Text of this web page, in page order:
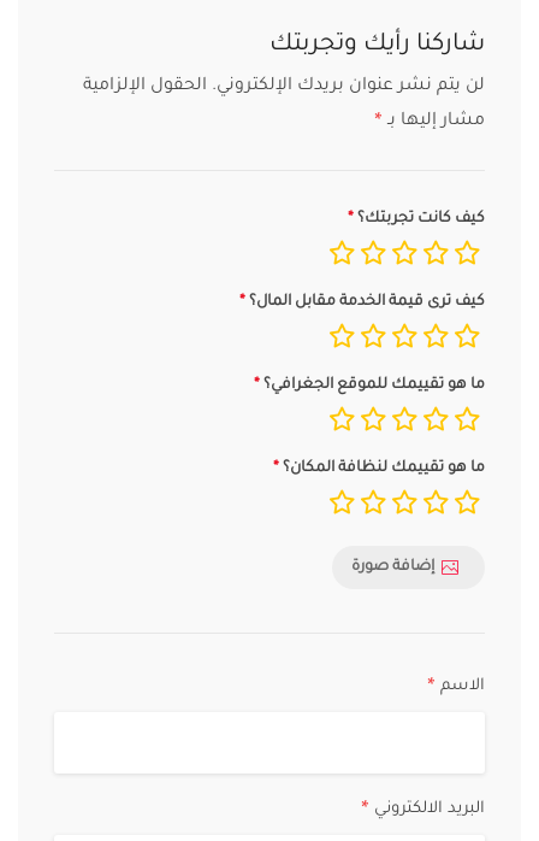
شاركنا رأيك وتجربتك
لن يتم نشر عنوان بريدك الإلكتروني. الحقول الإلزامية
مشار إليها بـ *
كيف كانت تجربتك؟
كيف ترى قيمة الخدمة مقابل المال؟
ما هو تقييمك للموقع الجغرافي؟
ما هو تقييمك لنظافة المكان؟
إضافة صورة
الاسم *
البريد الالكتروني *